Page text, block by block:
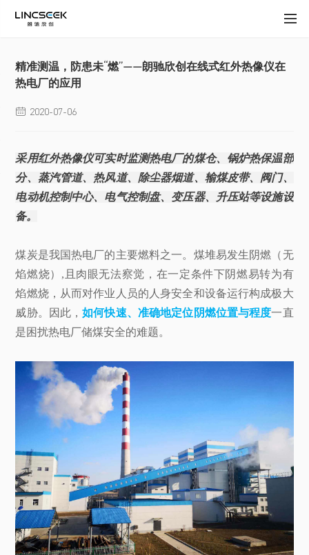
精准测温，防患未“燃”——朗驰欣创在线式红外热像仪在
热电厂的应用
 2020-07-06
采用红外热像仪可实时监测热电厂的煤仓、锅炉热保温部
分、蒸汽管道、热风道、除尘器烟道、输煤皮带、阀门、
电动机控制中心、电气控制盘、变压器、升压站等设施设
备。
煤炭是我国热电厂的主要燃料之一。煤堆易发生阴燃（无
焰燃烧）,且肉眼无法察觉，在一定条件下阴燃易转为有
焰燃烧，从而对作业人员的人身安全和设备运行构成极大
威胁。因此，如何快速、准确地定位阴燃位置与程度一直
是困扰热电厂储煤安全的难题。